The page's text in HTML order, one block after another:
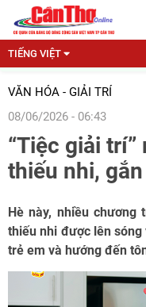
TIẾNG VIỆT
VĂN HÓA - GIẢI TRÍ
08/06/2026 - 06:43
“Tiệc giải
thiếu nhi,
Hè này, nhiều chương
thiếu nhi được lên sóng
trẻ em và hướng đến